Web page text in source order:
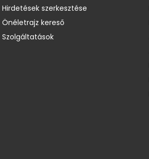
Hirdetések szerkesztése
Önéletrajz kereső
Szolgáltatások